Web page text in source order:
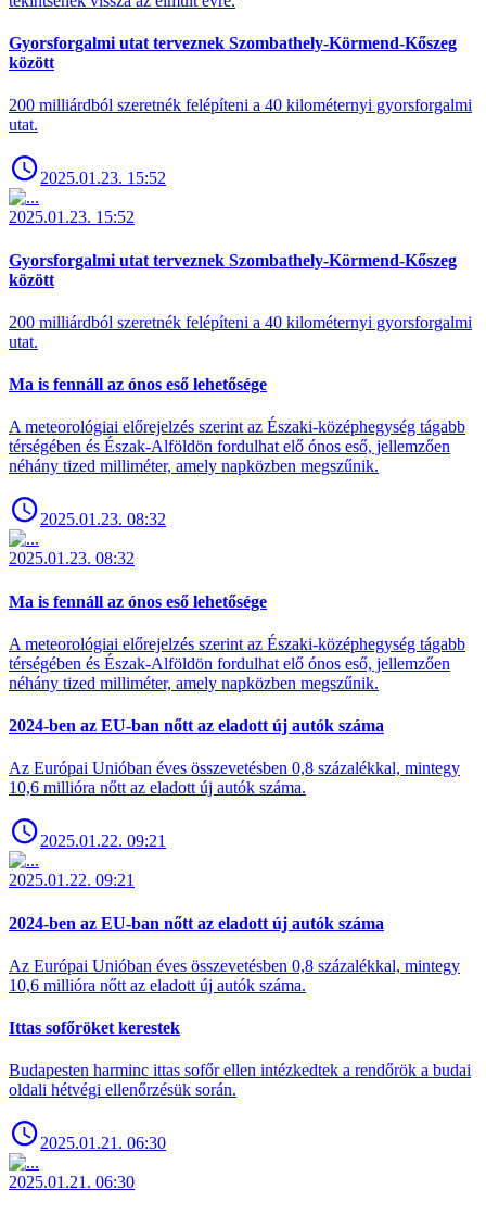
Gyorsforgalmi utat terveznek Szombathely-Körmend-Kőszeg
között
200 milliárdból szeretnék felépíteni a 40 kilométernyi gyorsforgalmi
utat.
2025.01.23. 15:52
2025.01.23. 15:52
Gyorsforgalmi utat terveznek Szombathely-Körmend-Kőszeg
között
200 milliárdból szeretnék felépíteni a 40 kilométernyi gyorsforgalmi
utat.
Ma is fennáll az ónos eső lehetősége
A meteorológiai előrejelzés szerint az Északi-középhegység tágabb
térségében és Észak-Alföldön fordulhat elő ónos eső, jellemzően
néhány tized milliméter, amely napközben megszűnik.
2025.01.23. 08:32
2025.01.23. 08:32
Ma is fennáll az ónos eső lehetősége
A meteorológiai előrejelzés szerint az Északi-középhegység tágabb
térségében és Észak-Alföldön fordulhat elő ónos eső, jellemzően
néhány tized milliméter, amely napközben megszűnik.
2024-ben az EU-ban nőtt az eladott új autók száma
Az Európai Unióban éves összevetésben 0,8 százalékkal, mintegy
10,6 millióra nőtt az eladott új autók száma.
2025.01.22. 09:21
2025.01.22. 09:21
2024-ben az EU-ban nőtt az eladott új autók száma
Az Európai Unióban éves összevetésben 0,8 százalékkal, mintegy
10,6 millióra nőtt az eladott új autók száma.
Ittas sofőröket kerestek
Budapesten harminc ittas sofőr ellen intézkedtek a rendőrök a budai
oldali hétvégi ellenőrzésük során.
2025.01.21. 06:30
2025.01.21. 06:30